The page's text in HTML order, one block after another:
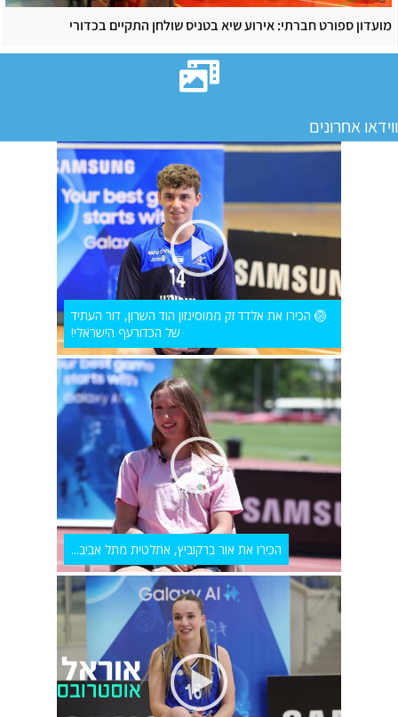
מועדון ספורט חברתי: אירוע שיא בטניס שולחן התקיים בכדורי
ווידאו אחרונים
🏐 הכירו את אלדד זק ממוסינזון הוד השרון, דור העתיד
של הכדורעף הישראלי!
הכירו את אור ברקוביץ, אתלטית מתל אביב...